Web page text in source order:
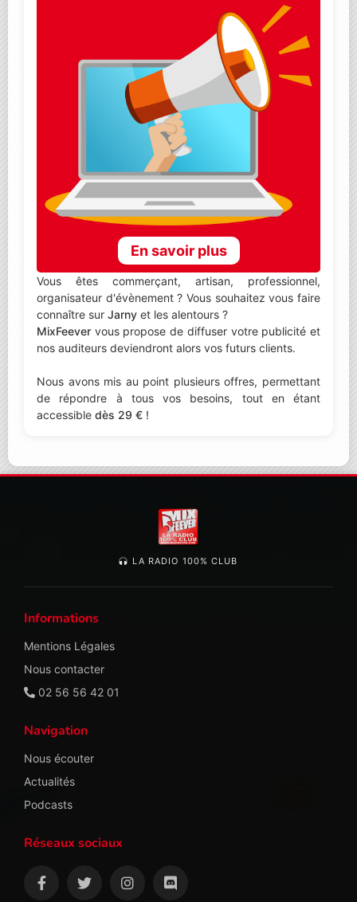
En savoir plus
Vous êtes commerçant, artisan, professionnel,
organisateur d'évènement ? Vous souhaitez vous faire
connaître sur Jarny et les alentours ?
MixFeever vous propose de diffuser votre publicité et
nos auditeurs deviendront alors vos futurs clients.
Nous avons mis au point plusieurs offres, permettant
de répondre à tous vos besoins, tout en étant
accessible dès 29 € !
LA RADIO 100% CLUB
Informations
Mentions Légales
Nous contacter
02 56 56 42 01
Navigation
Nous écouter
Actualités
Podcasts
Réseaux sociaux